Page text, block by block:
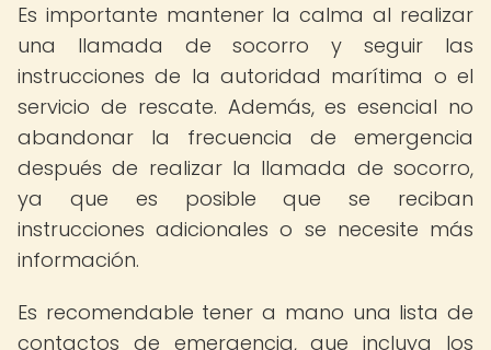
Es importante mantener la calma al realizar
una llamada de socorro y seguir las
instrucciones de la autoridad marítima o el
servicio de rescate. Además, es esencial no
abandonar la frecuencia de emergencia
después de realizar la llamada de socorro,
ya que es posible que se reciban
instrucciones adicionales o se necesite más
información.
Es recomendable tener a mano una lista de
contactos de emergencia, que incluya los